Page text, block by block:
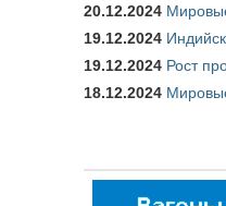
20.12.2024
19.12.2024
19.12.2024 Рост
18.12.2024